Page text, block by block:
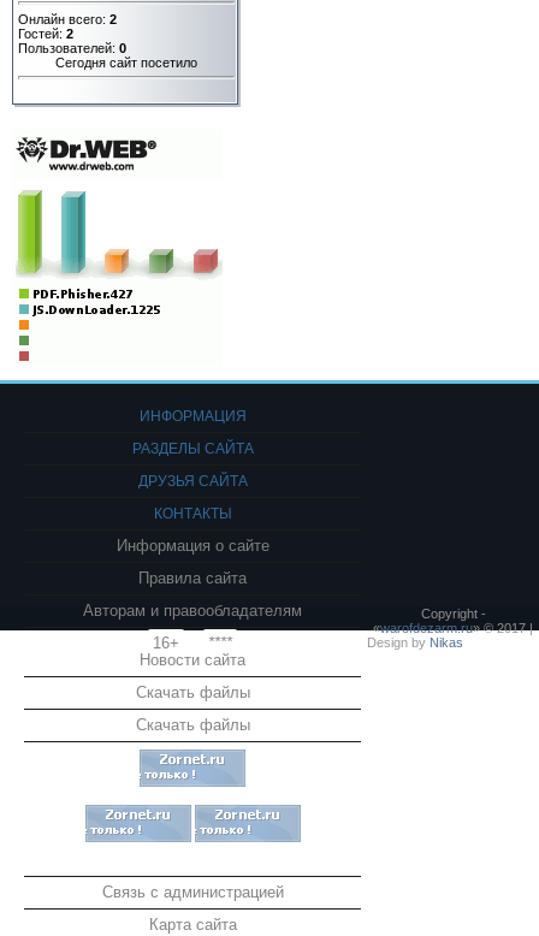
Онлайн всего: 2
Гостей: 2
Пользователей: 0
Сегодня сайт посетило
ИНФОРМАЦИЯ
РАЗДЕЛЫ САЙТА
ДРУЗЬЯ САЙТА
КОНТАКТЫ
Информация о сайте
Правила сайта
Авторам и правообладателям
16+
****
Новости сайта
Скачать файлы
Скачать файлы
Связь с администрацией
Карта сайта
Copyright -
«warofdezarm.ru» © 2017 |
Design by Nikas